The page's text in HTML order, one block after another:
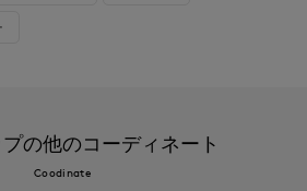
の他のコーディネート
Coodinate